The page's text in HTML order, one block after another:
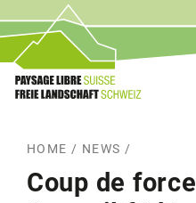
HOME / NEWS /
Coup de